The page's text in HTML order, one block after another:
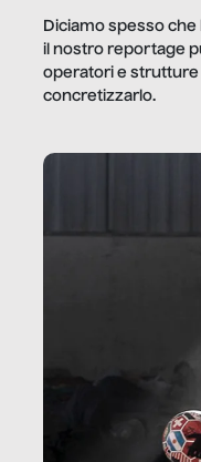
Diciamo spesso che
il nostro reportage
operatori e strutture
concretizzarlo.